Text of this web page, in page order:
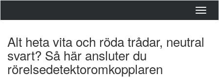
Alt heta vita och röda trådar, neutral
svart? Så här ansluter du
rörelsedetektoromkopplaren